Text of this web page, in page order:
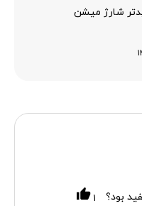
شارژ میشن
بود؟ ۱